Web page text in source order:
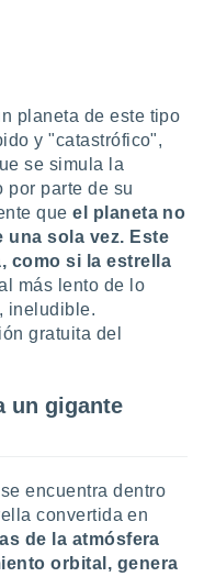
planeta de este tipo
y "catastrófico",
se simula la
por parte de su
que el planeta no
una sola vez. Este
como si la estrella
más lento de lo
ineludible.
gratuita del
un gigante
encuentra dentro
convertida en
de la atmósfera
orbital, genera